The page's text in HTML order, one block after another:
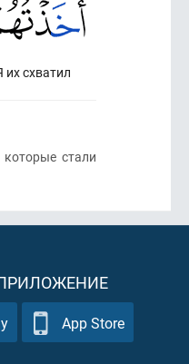
их схватил
стали
App Store